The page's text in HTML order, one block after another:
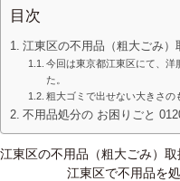
目次
江東区の不用品（粗大ごみ）
今回は東京都江東区にて、洋
た。
粗大ゴミで出せない大きさの
不用品処分の お困りごと
江東区の不用品（粗大ごみ）
江東区で不用品を